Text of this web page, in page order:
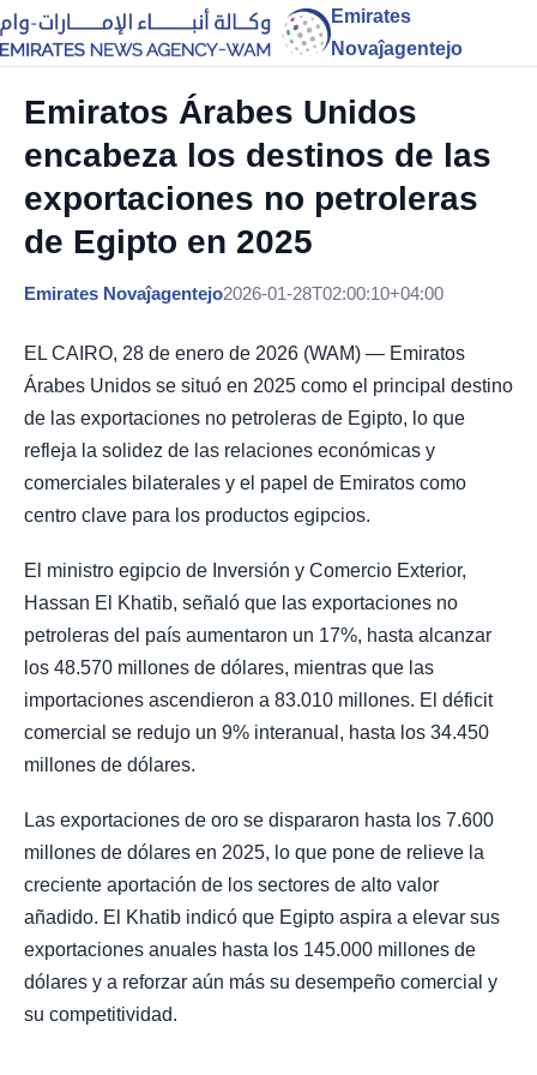
Emirates
Novaĵagentejo
Emiratos Árabes Unidos
encabeza los destinos de las
exportaciones no petroleras
de Egipto en 2025
Emirates Novaĵagentejo2026-01-28T02:00:10+04:00
EL CAIRO, 28 de enero de 2026 (WAM) — Emiratos
Árabes Unidos se situó en 2025 como el principal destino
de las exportaciones no petroleras de Egipto, lo que
refleja la solidez de las relaciones económicas y
comerciales bilaterales y el papel de Emiratos como
centro clave para los productos egipcios.
El ministro egipcio de Inversión y Comercio Exterior,
Hassan El Khatib, señaló que las exportaciones no
petroleras del país aumentaron un 17%, hasta alcanzar
los 48.570 millones de dólares, mientras que las
importaciones ascendieron a 83.010 millones. El déficit
comercial se redujo un 9% interanual, hasta los 34.450
millones de dólares.
Las exportaciones de oro se dispararon hasta los 7.600
millones de dólares en 2025, lo que pone de relieve la
creciente aportación de los sectores de alto valor
añadido. El Khatib indicó que Egipto aspira a elevar sus
exportaciones anuales hasta los 145.000 millones de
dólares y a reforzar aún más su desempeño comercial y
su competitividad.